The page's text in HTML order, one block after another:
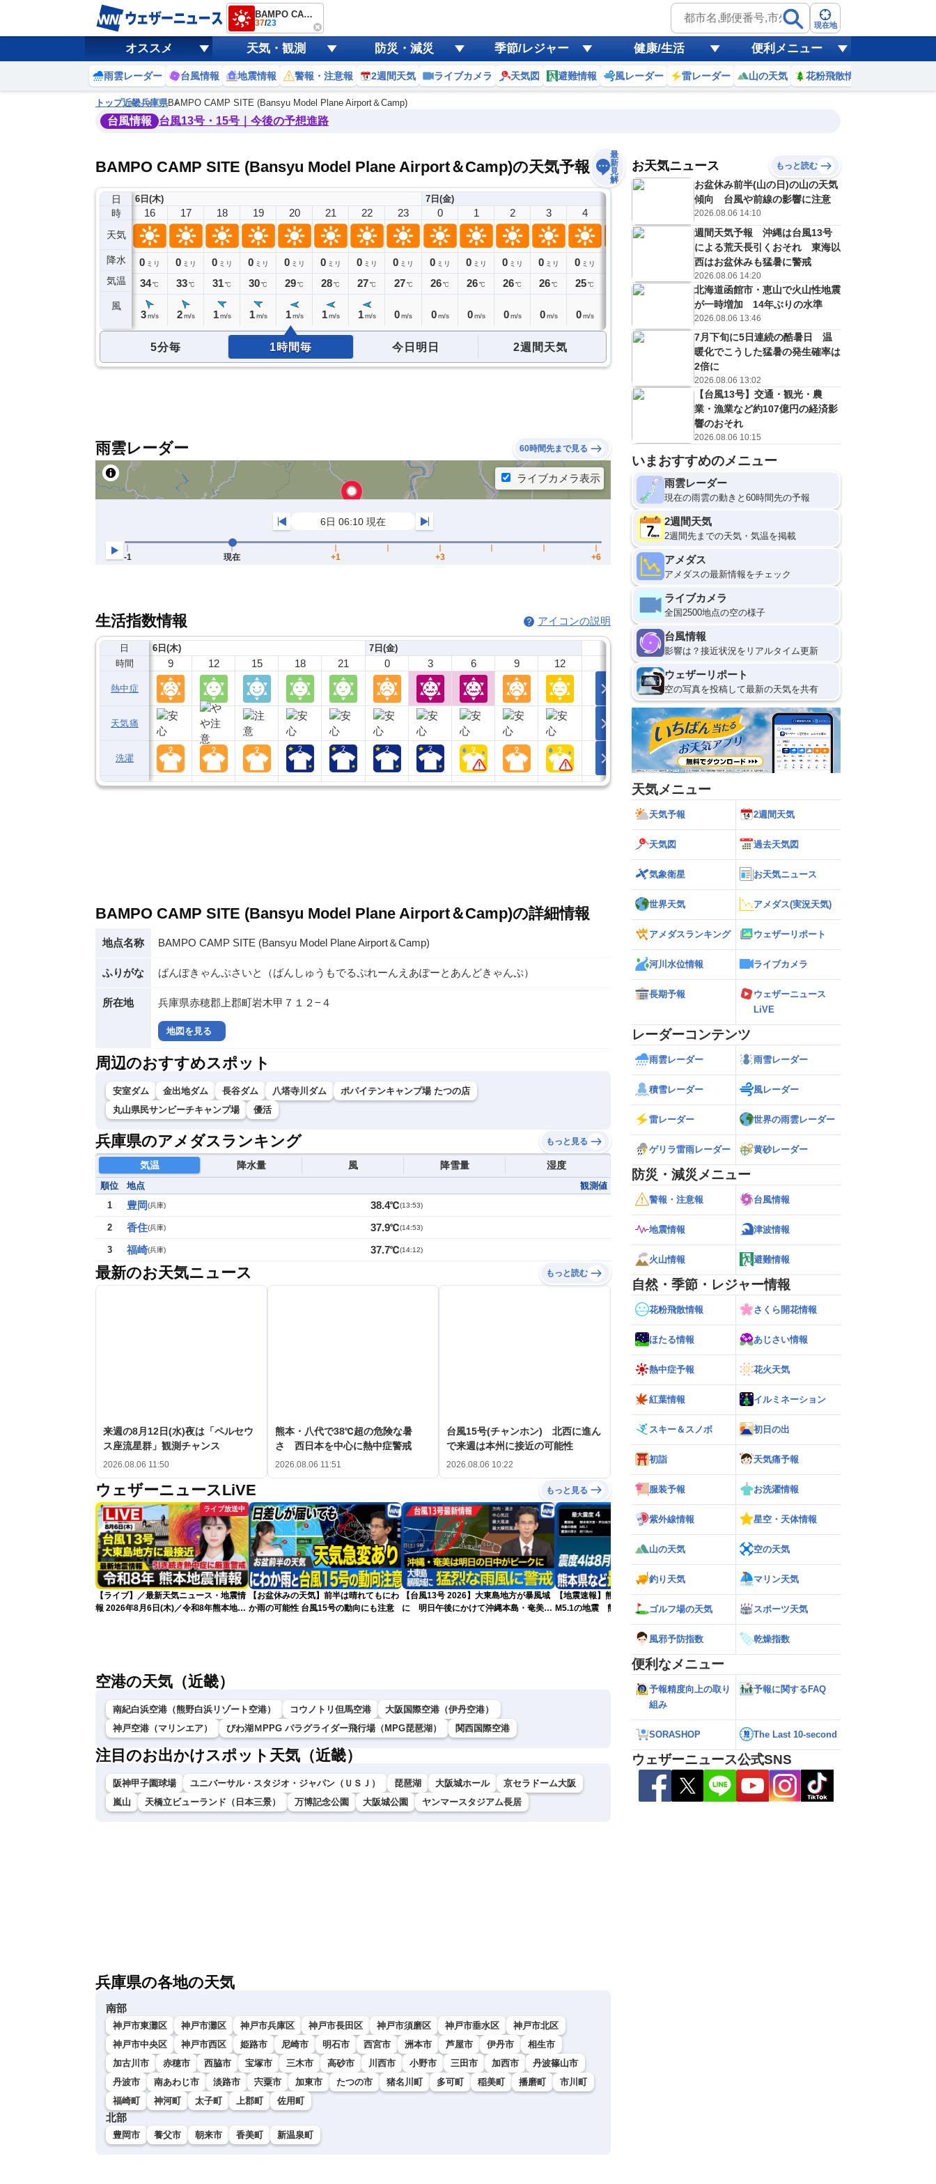
BAMPO CAMP SITE (Bansyu Model Plane Airport＆Camp)
37/23 現在地
オススメ 天気・観測 防災・減災 季節/レジャー 健康/生活 便利メニュー
雨雲レーダー 台風情報 地震情報 警報・注意報 2週間天気 ライブカメラ 天気図 避難情報 風レーダー 雷レーダー 山の天気 花粉飛散情報
トップ近畿兵庫県BAMPO CAMP SITE (Bansyu Model Plane Airport＆Camp)
台風情報 台風13号・15号｜今後の予想進路
BAMPO CAMP SITE (Bansyu Model Plane Airport＆Camp)の天気予報
最
新
見
解
日
時
天気
降水
気温
風
6日(木)
15
0ミリ
35℃
16
0 ミリ
34℃
3 m/s
17
0 ミリ
33℃
2 m/s
18
0 ミリ
31℃
1 m/s
19
0 ミリ
30℃
1 m/s
20
0 ミリ
29℃
1 m/s
21
0 ミリ
28℃
1 m/s
22
0 ミリ
27℃
1 m/s
23
0 ミリ
27 ℃
0m/s
7日(金)
0
0 ミリ
26℃
0 m/s
1
0 ミリ
26℃
0 m/s
2
0 ミリ
26℃
0 m/s
3
0 ミリ
26℃
0 m/s
4
0 ミリ
25℃
0 m/s
25℃
7
ミリ
26℃
m/s
8
0ミリ
29℃
1 m/s
0 ミリ
31℃
2
0ミリ
32℃ 34
5分毎 1時間毎 今日明日 2週間天気
雨雲レーダー 60時間先まで見る
生活指数情報 アイコンの説明
日
時間
熱中症
天気痛
洗濯
6日(木)
9 12 15 18 21
7日(金)
0 3 6 9 12
BAMPO CAMP SITE (Bansyu Model Plane Airport＆Camp)の詳細情報
地点名称 BAMPO CAMP SITE (Bansyu Model Plane Airport＆Camp)
ふりがな ばんぽきゃんぷさいと（ばんしゅうもでるぷれーんえあぽーとあんどきゃんぷ）
所在地 兵庫県赤穂郡上郡町岩木甲７１２−４
地図を見る
周辺のおすすめスポット
安室ダム 金出地ダム 長谷ダム 八塔寺川ダム
ポパイテンキャンプ場 たつの店
丸山県民サンビーチキャンプ場
優活
兵庫県のアメダスランキング もっと見る
気温 降水量 風 降雪量 湿度
順位 地点
観測値
1
豊岡(兵庫) 38.4℃(13:53)
2 香住(兵庫) 37.9℃(14:53)
3 福崎(兵庫) 37.7℃(14:12)
最新のお天気ニュース もっと読む
来週の8月12日(水)夜は「ペルセウ
ス座流星群」観測チャンス
2026.08.06 11:50
熊本・八代で38℃超の危険な暑
さ 西日本を中心に熱中症警戒
2026.08.06 11:51
台風15号(チャンホン) 北西に進ん
で来週は本州に接近の可能性
2026.08.06 10:22
ウェザーニュースLiVE もっと見る
ライブ放送中
【ライブ】／最新天気ニュース・地震情
報 2026年8月6日(木)／令和8年熊本地震
【お盆休みの天気】前半は晴れてもにわ
か雨の可能性 台風15号の動向にも注意
【台風13号 2026】大東島地方が暴風域
に 明日午後にかけて沖縄本島・奄美通
【地震速報】熊本県天草･芦北地方で
M5.1の地震 熊本県や長崎県、鹿児島県
【雨情報】関東は通勤通学時も弱い雨
日中は再び雨降りやすい
空港の天気（近畿）
南紀白浜空港（熊野白浜リゾート空港） コウノトリ但馬空港
大阪国際空港（伊丹空港）
神戸空港（マリンエア）
びわ湖ＭPPG パラグライダー飛行場（MPG琵琶湖） 関西国際空港
注目のお出かけスポット天気（近畿）
阪神甲子園球場 ユニバーサル・スタジオ・ジャパン（ＵＳＪ） 琵琶湖 大阪城ホール
京セラドーム大阪
嵐山
天橋立ビューランド（日本三景） 万博記念公園 大阪城公園 ヤンマースタジアム長居
兵庫県の各地の天気
南部
神戸市東灘区 神戸市灘区 神戸市兵庫区 神戸市長田区 神戸市須磨区 神戸市垂水区
神戸市北区
神戸市中央区
神戸市西区 姫路市 尼崎市 明石市 西宮市 洲本市 芦屋市 伊丹市
相生市
加古川市
赤穂市 西脇市 宝塚市 三木市 高砂市 川西市 小野市 三田市 加西市
丹波篠山市
丹波市
南あわじ市 淡路市 宍粟市 加東市 たつの市 猪名川町 多可町 稲美町 播磨町
市川町
福崎町
神河町 太子町 上郡町 佐用町
北部
豊岡市 養父市 朝来市 香美町 新温泉町
お天気ニュース もっと読む
お盆休み前半(山の日)の山の天気
傾向 台風や前線の影響に注意
2026.08.06 14:10
週間天気予報 沖縄は台風13号
による荒天長引くおそれ 東海以
西はお盆休みも猛暑に警戒
2026.08.06 14:20
北海道函館市・恵山で火山性地震
が一時増加 14年ぶりの水準
2026.08.06 13:46
7月下旬に5日連続の酷暑日 温
暖化でこうした猛暑の発生確率は
2倍に
2026.08.06 13:02
【台風13号】交通・観光・農
業・漁業など約107億円の経済影
響のおそれ
2026.08.06 10:15
いまおすすめのメニュー
雨雲レーダー
現在の雨雲の動きと60時間先の予報
2週間天気
2週間先までの天気・気温を掲載
アメダス
アメダスの最新情報をチェック
ライブカメラ
全国2500地点の空の様子
台風情報
影響は？接近状況をリアルタイム更新
ウェザーリポート
空の写真を投稿して最新の天気を共有
天気メニュー
天気予報 2週間天気
天気図 過去天気図
気象衛星 お天気ニュース
世界天気 アメダス(実況天気)
アメダスランキング ウェザーリポート
河川水位情報 ライブカメラ
長期予報
ウェザーニュース
LiVE
レーダーコンテンツ
雨雲レーダー 雨雪レーダー
積雪レーダー 風レーダー
雷レーダー 世界の雨雲レーダー
ゲリラ雷雨レーダー 黄砂レーダー
防災・減災メニュー
警報・注意報 台風情報
地震情報 津波情報
火山情報 避難情報
自然・季節・レジャー情報
花粉飛散情報 さくら開花情報
ほたる情報 あじさい情報
熱中症予報 花火天気
紅葉情報 イルミネーション
スキー＆スノボ 初日の出
初詣 天気痛予報
服装予報 お洗濯情報
紫外線情報 星空・天体情報
山の天気 空の天気
釣り天気 マリン天気
ゴルフ場の天気 スポーツ天気
風邪予防指数 乾燥指数
便利なメニュー
予報精度向上の取り
組み
予報に関するFAQ
SORASHOP The Last 10-second
ウェザーニュース公式SNS